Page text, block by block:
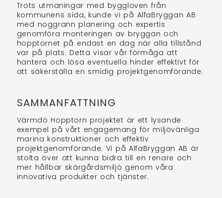
Trots utmaningar med byggloven från
kommunens sida, kunde vi på AlfaBryggan AB
med noggrann planering och expertis
genomföra monteringen av bryggan och
hopptornet på endast en dag när alla tillstånd
var på plats. Detta visar vår förmåga att
hantera och lösa eventuella hinder effektivt för
att säkerställa en smidig projektgenomförande.
SAMMANFATTNING
Värmdö Hopptorn projektet är ett lysande
exempel på vårt engagemang för miljövänliga
marina konstruktioner och effektiv
projektgenomförande. Vi på AlfaBryggan AB är
stolta över att kunna bidra till en renare och
mer hållbar skärgårdsmiljö genom våra
innovativa produkter och tjänster.